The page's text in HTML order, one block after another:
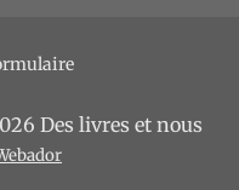
Des livres et nous